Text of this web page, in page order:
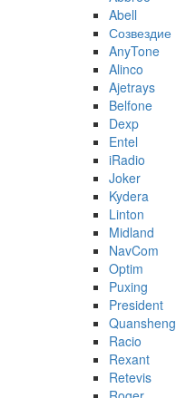
Abell
Созвездие
AnyTone
Alinco
Ajetrays
Belfone
Dexp
Entel
iRadio
Joker
Kydera
Linton
Midland
NavCom
Optim
Puxing
President
Quansheng
Racio
Rexant
Retevis